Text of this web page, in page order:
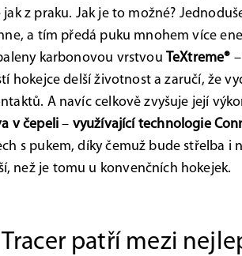
z praku. Jak je to možné?
a tím předá puku mnohem více
karbonovou vrstvou TeXtreme®
hokejce delší životnost a zaručí, že
A navíc celkově zvyšuje její
v čepeli– využívající technologie
s pukem, díky čemuž bude střelba i
než je tomu u konvenčních hokejek.
Tracer patří mezi